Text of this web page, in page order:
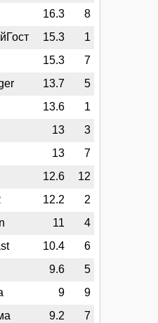
16.3 8
15.3 1
15.3 7
13.7 5
13.6 1
13 3
13 7
12.6 12
12.2 2
11 4
10.4 6
9.6 5
9 9
9.2 7